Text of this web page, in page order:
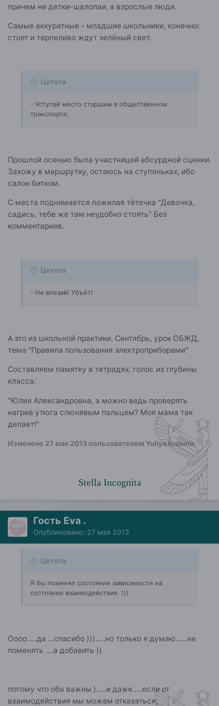
причем не детки-шалопаи, а взрослые люди.
Самые аккуратные - младшие школьники, конечно:
стоят и терпеливо ждут зелёный свет.
Цитата
- Уступай место старшим в общественном
транспорте;
Прошлой осенью была участницей абсурдной сценки.
Захожу в маршрутку, остаюсь на ступеньках, ибо
салон битком.
С места поднимается пожилая тётечка "Девочка,
садись, тебе же там неудобно стоять" Без
комментариев.
Цитата
- Не влезай! Убъёт!
А это из школьной практики. Сентябрь, урок ОБЖД,
тема "Правила пользования электроприборами"
Составляем памятку в тетрадях, голос из глубины
класса:
"Юлия Александровна, а можно ведь проверять
нагрев утюга слюнявым пальцем? Моя мама так
делает!"
Изменено 27 мая 2013 пользователем Yuliya Krasina
Stella Incognita
Гость Eva .
Опубликовано: 27 мая 2013
Цитата
Я бы поменял состояние зависимости на
состояние взаимодействия. )))
Оооо.....да ...спасибо ))).....но только я думаю......не
поменять ....а добавить ))
потому что оба важны ).....и даже.....если от
взаимодействия мы можем отказаться,